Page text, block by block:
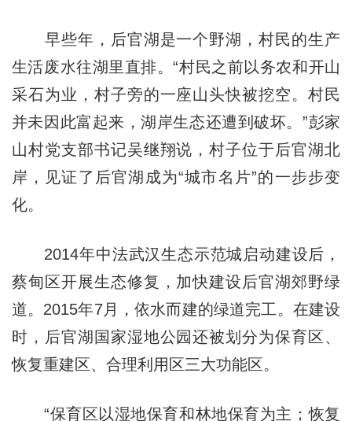
早些年，后官湖是一个野湖，村民的生产
生活废水往湖里直排。“村民之前以务农和开山
采石为业，村子旁的一座山头快被挖空。村民
并未因此富起来，湖岸生态还遭到破坏。”彭家
山村党支部书记吴继翔说，村子位于后官湖北
岸，见证了后官湖成为“城市名片”的一步步变
化。
2014年中法武汉生态示范城启动建设后，
蔡甸区开展生态修复，加快建设后官湖郊野绿
道。2015年7月，依水而建的绿道完工。在建设
时，后官湖国家湿地公园还被划分为保育区、
恢复重建区、合理利用区三大功能区。
“保育区以湿地保育和林地保育为主；恢复